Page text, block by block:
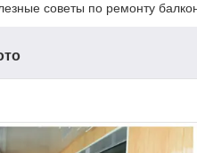
советы по ремонту